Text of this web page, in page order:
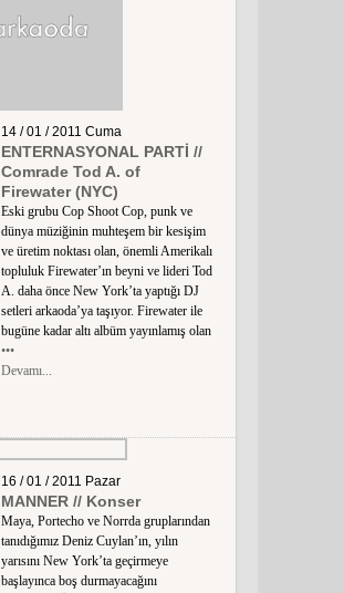
14 / 01 / 2011 Cuma
ENTERNASYONAL PARTİ //
Comrade Tod A. of
Firewater (NYC)
Eski grubu Cop Shoot Cop, punk ve
dünya müziğinin muhteşem bir kesişim
ve üretim noktası olan, önemli Amerikalı
topluluk Firewater’ın beyni ve lideri Tod
A. daha önce New York’ta yaptığı DJ
setleri arkaoda’ya taşıyor. Firewater ile
bugüne kadar altı albüm yayınlamış olan
•••
Devamı...
16 / 01 / 2011 Pazar
MANNER // Konser
Maya, Portecho ve Norrda gruplarından
tanıdığımız Deniz Cuylan’ın, yılın
yarısını New York’ta geçirmeye
başlayınca boş durmayacağını